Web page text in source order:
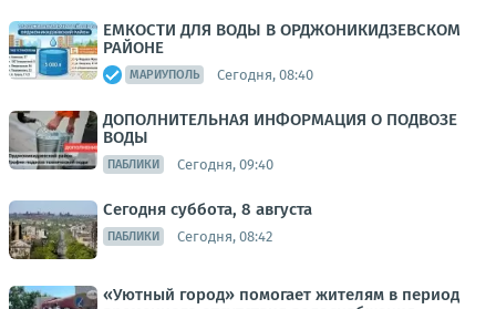
ЕМКОСТИ ДЛЯ ВОДЫ В ОРДЖОНИКИДЗЕВСКОМ
РАЙОНЕ
МАРИУПОЛЬ Сегодня, 08:40
ДОПОЛНИТЕЛЬНАЯ ИНФОРМАЦИЯ О ПОДВОЗЕ
ВОДЫ
ПАБЛИКИ Сегодня, 09:40
Сегодня суббота, 8 августа
ПАБЛИКИ Сегодня, 08:42
«Уютный город» помогает жителям в период